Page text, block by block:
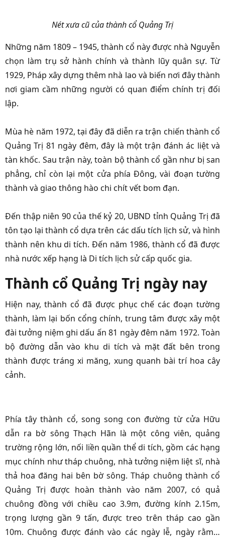
Nét xưa cũ của thành cổ Quảng Trị
Những năm 1809 – 1945, thành cổ này được nhà Nguyễn
chọn làm trụ sở hành chính và thành lũy quân sự. Từ
1929, Pháp xây dựng thêm nhà lao và biến nơi đây thành
nơi giam cầm những người có quan điểm chính trị đối
lập.
Mùa hè năm 1972, tại đây đã diễn ra trận chiến thành cổ
Quảng Trị 81 ngày đêm, đây là một trận đánh ác liệt và
tàn khốc. Sau trận này, toàn bộ thành cổ gần như bị san
phẳng, chỉ còn lại một cửa phía Đông, vài đoạn tường
thành và giao thông hào chi chít vết bom đạn.
Đến thập niên 90 của thế kỷ 20, UBND tỉnh Quảng Trị đã
tôn tạo lại thành cổ dựa trên các dấu tích lịch sử, và hình
thành nên khu di tích. Đến năm 1986, thành cổ đã được
nhà nước xếp hạng là Di tích lịch sử cấp quốc gia.
Thành cổ Quảng Trị ngày nay
Hiện nay, thành cổ đã được phục chế các đoạn tường
thành, làm lại bốn cổng chính, trung tâm được xây một
đài tưởng niệm ghi dấu ấn 81 ngày đêm năm 1972. Toàn
bộ đường dẫn vào khu di tích và mặt đất bên trong
thành được tráng xi măng, xung quanh bài trí hoa cây
cảnh.
Phía tây thành cổ, song song con đường từ cửa Hữu
dẫn ra bờ sông Thạch Hãn là một công viên, quảng
trường rộng lớn, nối liền quần thể di tích, gồm các hạng
mục chính như tháp chuông, nhà tưởng niệm liệt sĩ, nhà
thả hoa đăng hai bên bờ sông.Tháp chuông thành cổ
Quảng Trị được hoàn thành vào năm 2007, có quả
chuông đồng với chiều cao 3.9m, đường kính 2.15m,
trọng lượng gần 9 tấn, được treo trên tháp cao gần
10m. Chuông được đánh vào các ngày lễ, ngày rằm…